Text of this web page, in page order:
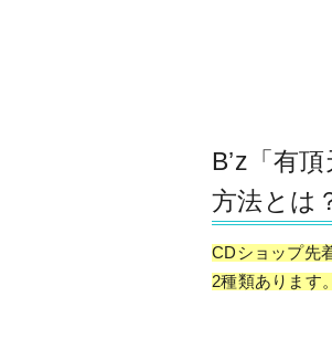
B’z「有
方法とは
CDショップ先
2種類あります。